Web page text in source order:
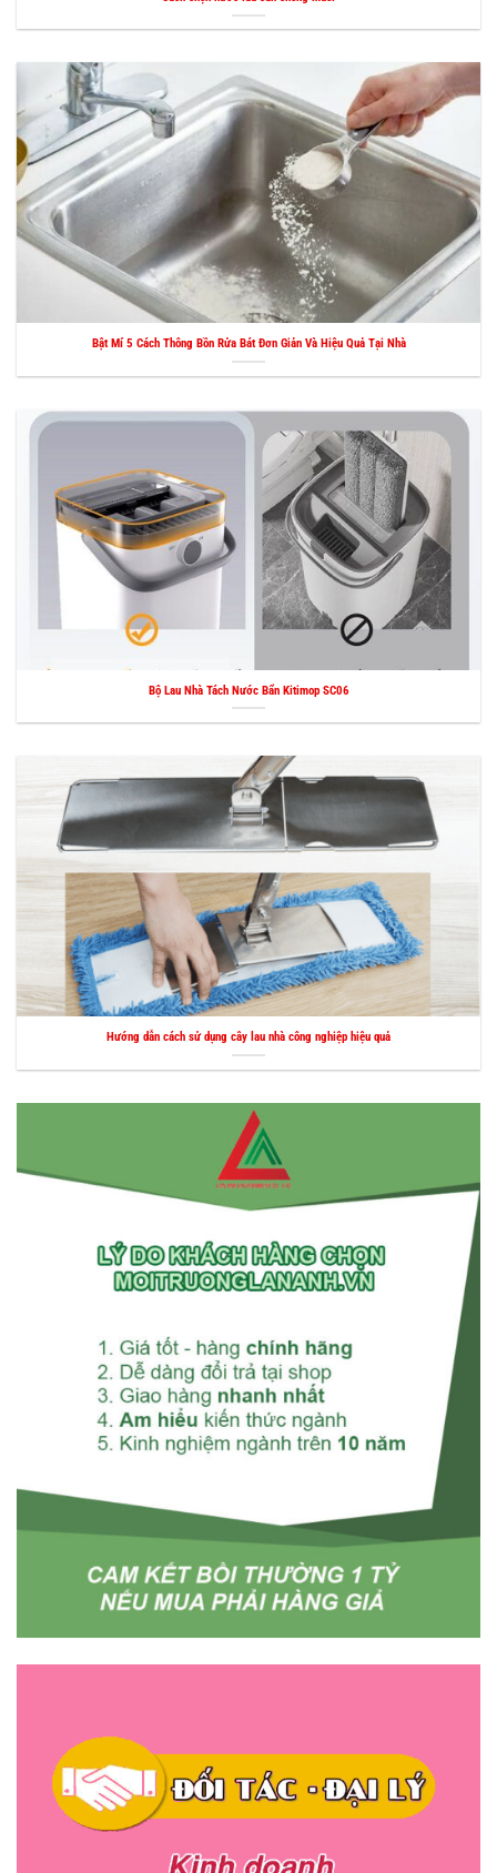
Bật Mí 5 Cách Thông Bồn Rửa Bát Đơn Giản Và Hiệu Quả Tại Nhà
Bộ Lau Nhà Tách Nước Bẩn Kitimop SC06
Hướng dẫn cách sử dụng cây lau nhà công nghiệp hiệu quả